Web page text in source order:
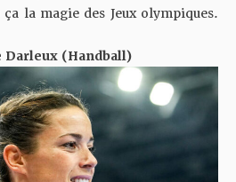
la magie des Jeux olympiques.
Darleux (Handball)